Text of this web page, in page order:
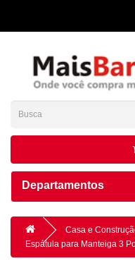
Departamentos
Casa e
Espátula para Manteiga 3